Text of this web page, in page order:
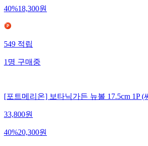
40%18,300원
549 적립
1 명 구매중
[포트메리온] 보타닉가든 뉴볼 17.5cm 1P (
33,800원
40%20,300원